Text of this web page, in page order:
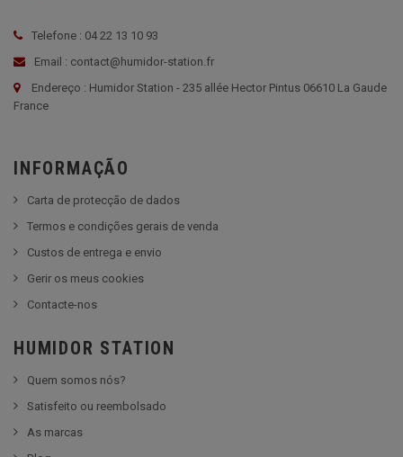
Telefone : 04 22 13 10 93
Email : contact@humidor-station.fr
Endereço : Humidor Station - 235 allée Hector Pintus 06610 La Gaude
France
INFORMAÇÃO
Carta de protecção de dados
Termos e condições gerais de venda
Custos de entrega e envio
Gerir os meus cookies
Contacte-nos
HUMIDOR STATION
Quem somos nós?
Satisfeito ou reembolsado
As marcas